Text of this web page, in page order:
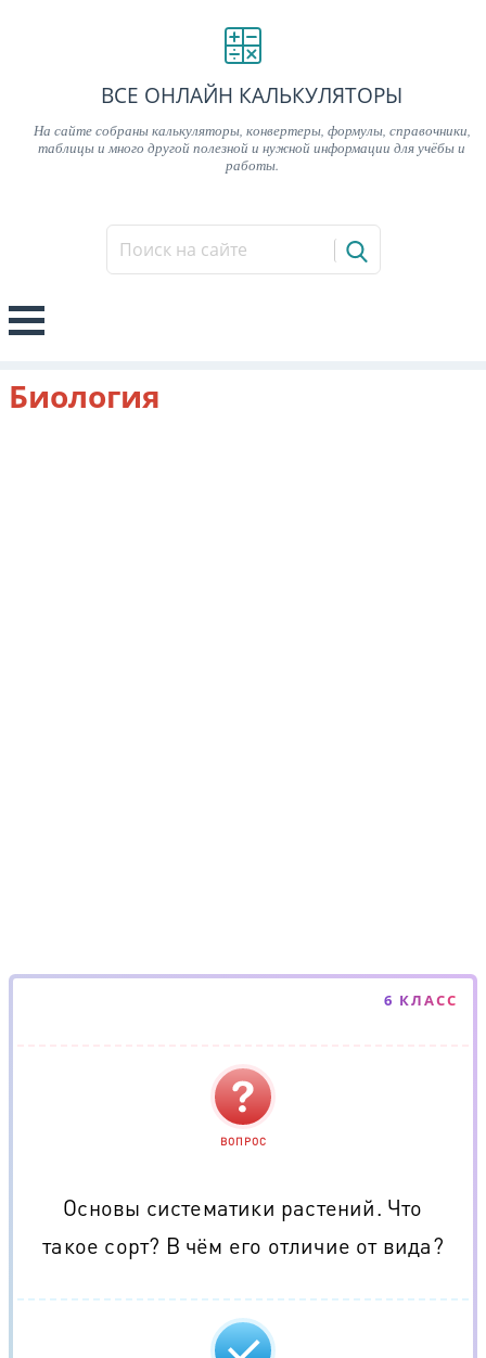
ВСЕ ОНЛАЙН КАЛЬКУЛЯТОРЫ
На сайте собраны калькуляторы, конвертеры, формулы, справочники,
таблицы и много другой полезной и нужной информации для учёбы и
работы.
Биология
6 КЛАСС
ВОПРОС
Основы систематики растений. Что
такое сорт? В чём его отличие от вида?